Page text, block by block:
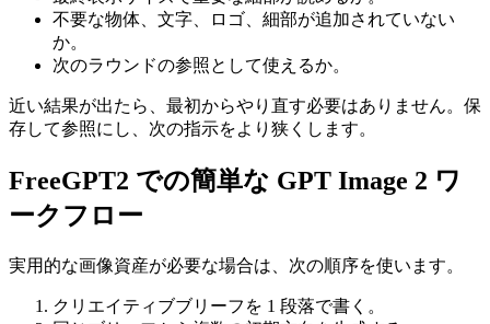
不要な物体、文字、ロゴ、細部が追加されていない
か。
次のラウンドの参照として使えるか。
近い結果が出たら、最初からやり直す必要はありません。保
存して参照にし、次の指示をより狭くします。
FreeGPT2 での簡単な GPT Image 2 ワ
ークフロー
実用的な画像資産が必要な場合は、次の順序を使います。
クリエイティブブリーフを 1 段落で書く。